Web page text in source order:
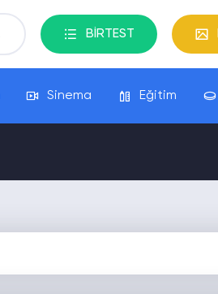
BİRTEST
Sinema Eğitim